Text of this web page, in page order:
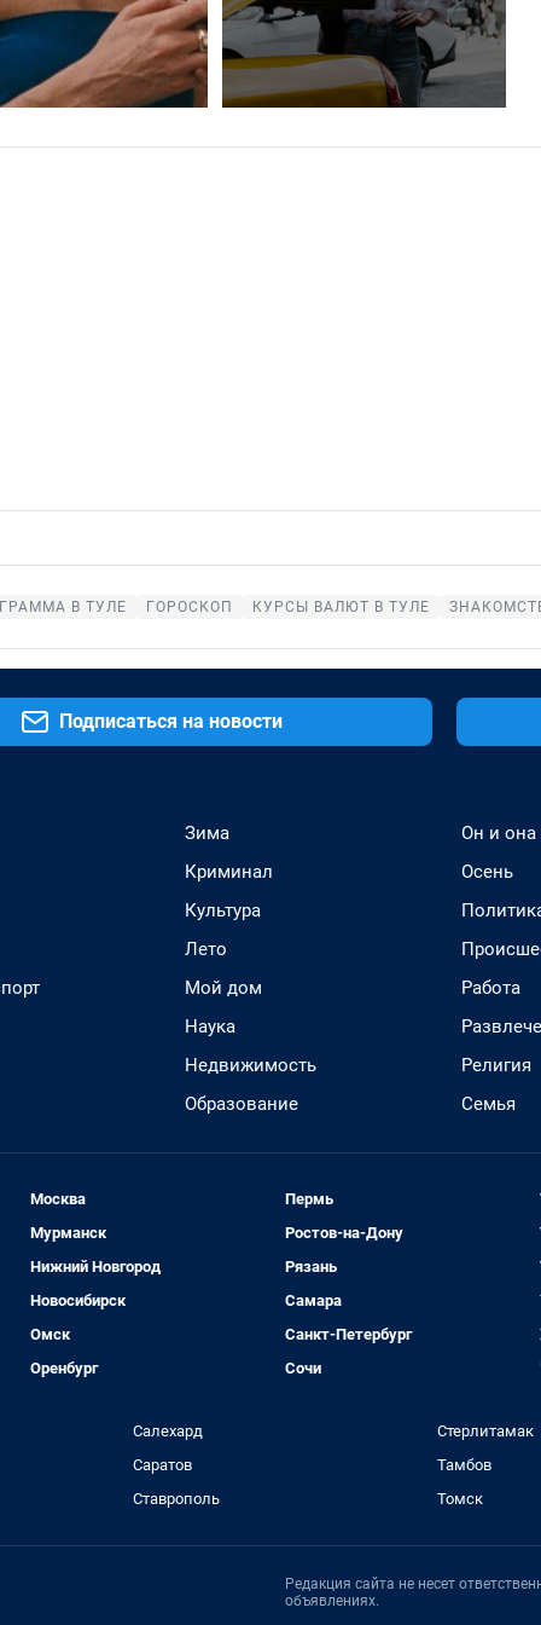
В ТУЛЕ ГОРОСКОП КУРСЫ ВАЛЮТ В ТУЛЕ
Подписаться на новости
Зима
Криминал
Культура
Лето
Мой дом
Наука
Недвижимость
Образование
Он и она
Осень
Работа
Религия
Семья
Москва
Мурманск
Нижний Новгород
Новосибирск
Омск
Оренбург
Пермь
Ростов-на-Дону
Рязань
Самара
Санкт-Петербург
Сочи
Салехард
Саратов
Ставрополь
Стерлитамак
Тамбов
Томск
Редакция сайта не несет
объявлениях.